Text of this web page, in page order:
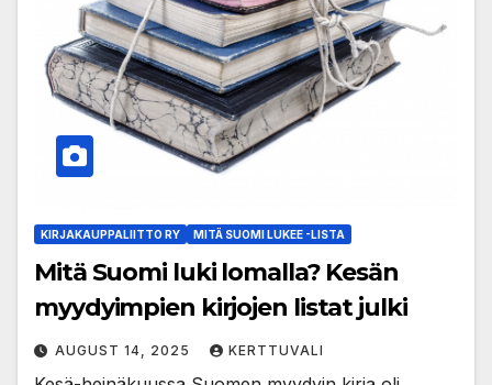
KIRJAKAUPPALIITTO RY MITÄ SUOMI LUKEE -LISTA
Mitä Suomi luki lomalla? Kesän
myydyimpien kirjojen listat julki
AUGUST 14, 2025 KERTTUVALI